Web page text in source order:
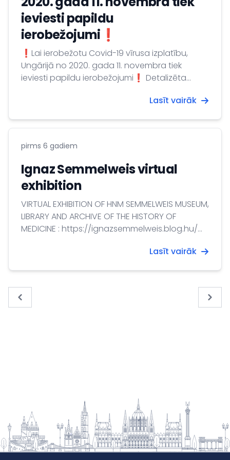
ieviesti papildu
ierobežojumi❗
❗Lai ierobežotu Covid-19 vīrusa izplatību,
Ungārijā no 2020. gada 11. novembra tiek
ieviesti papildu ierobežojumi❗ Detalizēta
http://abouthungary.hu/news-in-
ierobežojumi ir sekojoši: ⭕ Komandantstunda
publisko vietu obligāti jāvalkā sejas maska. ⭕
Aizliegta jebkāda veida pulcēšanās. ⭕
Restorāni tiek slēgti, taču ir iespējama ēdienu
piegāde. ⭕ Veikalu...
Lasīt vairāk
pirms 6 gadiem
Ignaz Semmelweis virtual
exhibition
VIRTUAL EXHIBITION OF HNM SEMMELWEIS MUSEUM,
LIBRARY AND ARCHIVE OF THE HISTORY OF
MEDICINE : https://ignazsemmelweis.blog.hu/
MEDICINE, BUDAPEST, HUNGARY.
Lasīt vairāk
« Previous Next